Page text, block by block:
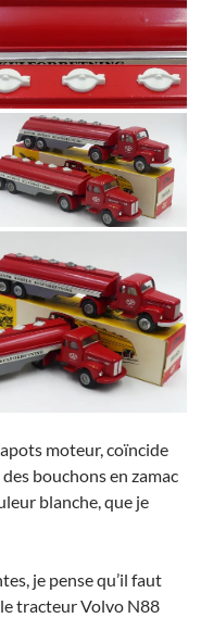
moteur, coïncide
bouchons en zamac
blanche, que je
je pense qu’il faut
tracteur Volvo N88